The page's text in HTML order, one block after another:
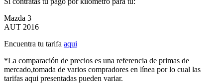
Mazda 3
AUT 2016
Encuentra tu tarifa aqui
*La comparación de precios es una referencia de primas de
mercado,tomada de varios compradores en línea por lo cual las
tarifas aqui presentadas pueden variar.